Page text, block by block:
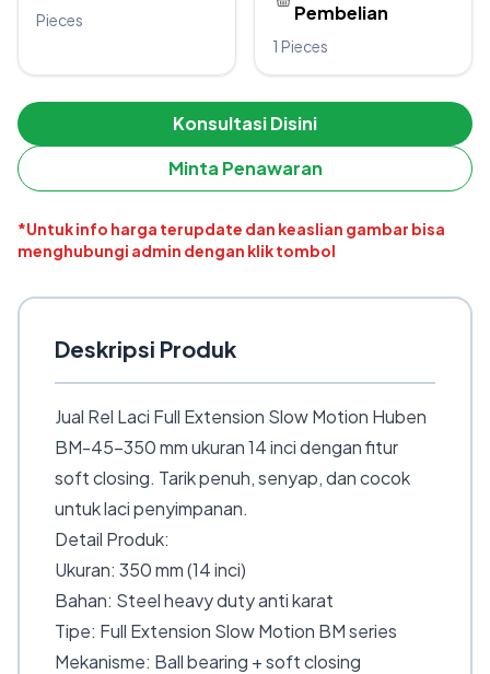
Pieces
Pembelian
1 Pieces
Konsultasi Disini
Minta Penawaran
*Untuk info harga terupdate dan keaslian gambar bisa
menghubungi admin dengan klik tombol
Deskripsi Produk
Jual Rel Laci Full Extension Slow Motion Huben
BM-45-350 mm ukuran 14 inci dengan fitur
soft closing. Tarik penuh, senyap, dan cocok
untuk laci penyimpanan.
Detail Produk:
Ukuran: 350 mm (14 inci)
Bahan: Steel heavy duty anti karat
Tipe: Full Extension Slow Motion BM series
Mekanisme: Ball bearing + soft closing